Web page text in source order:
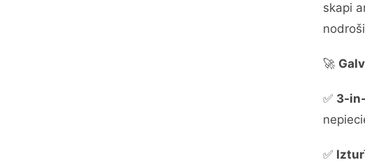
skapi
🚀
✅ 3-
✅